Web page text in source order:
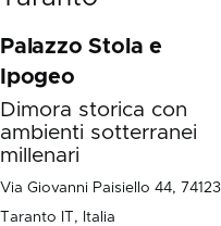
Palazzo Stola e
Ipogeo
Dimora storica con
ambienti sotterranei
millenari
Via Giovanni Paisiello 44, 74123
Taranto IT, Italia